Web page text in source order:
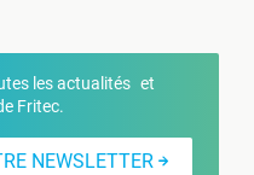
les actualités et
Fritec.
NEWSLETTER